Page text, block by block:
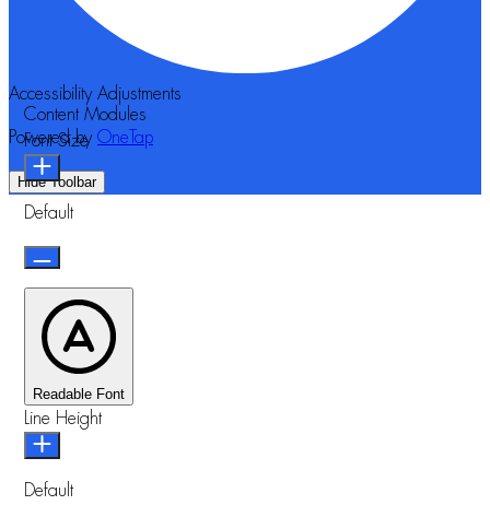
Accessibility Adjustments
Powered by OneTap
Hide Toolbar
Content Modules
Font Size
Default
Readable Font
Line Height
Default